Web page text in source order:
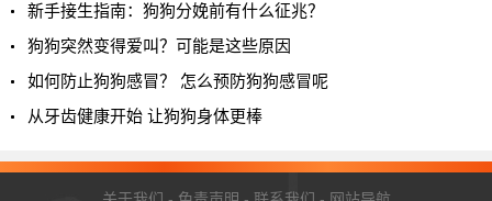
2.萨摩耶的缺点
新手接生指南：狗狗分娩前有什么征兆？
狗狗突然变得爱叫？可能是这些原因
如何防止狗狗感冒？ 怎么预防狗狗感冒呢
从牙齿健康开始 让狗狗身体更棒